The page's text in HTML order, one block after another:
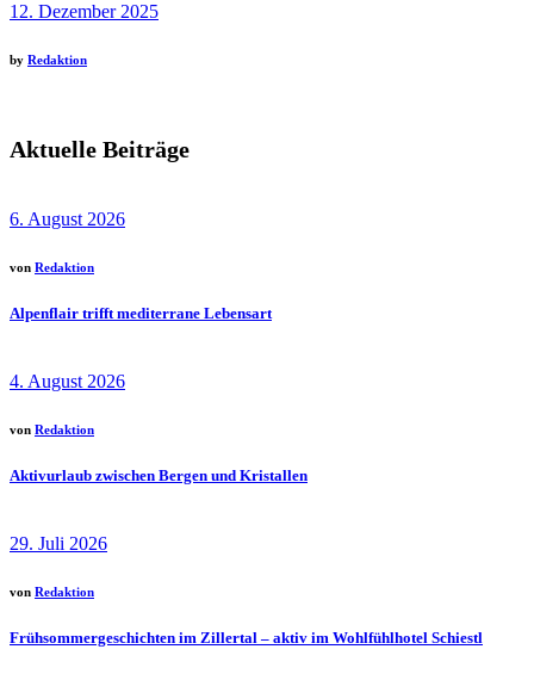
12. Dezember 2025
by Redaktion
Aktuelle Beiträge
6. August 2026
von Redaktion
Alpenflair trifft mediterrane Lebensart
4. August 2026
von Redaktion
Aktivurlaub zwischen Bergen und Kristallen
29. Juli 2026
von Redaktion
Frühsommergeschichten im Zillertal – aktiv im Wohlfühlhotel Schiestl